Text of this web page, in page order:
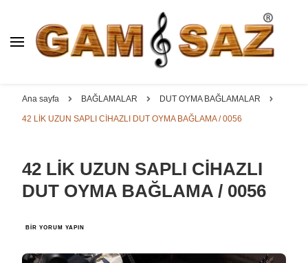
BAĞLAMA İMALAT / SATIŞ
YAPRAK || ELEKTRO ||
ÖZEL BAĞLAMA İMALAT /
Padok, Kompozit, Mat, Divan, Çöğür, Cura, Solak, Dede,
Oyma ve yaprak sazlar, özel imalat bağlamalar
Ana sayfa BAĞLAMALAR DUT OYMA BAĞLAMALAR
42 LİK UZUN SAPLI CİHAZLI DUT OYMA BAĞLAMA / 0056
42 LİK UZUN SAPLI CİHAZLI
DUT OYMA BAĞLAMA / 0056
42
SAPLI
BIR YORUM YAPIN